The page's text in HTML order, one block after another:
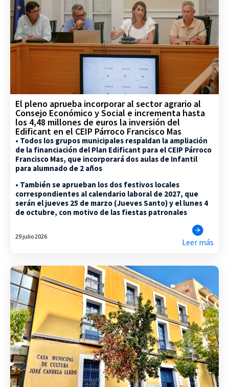
El pleno aprueba incorporar al sector agrario al
Consejo Económico y Social e incrementa hasta
los 4,48 millones de euros la inversión del
Edificant en el CEIP Párroco Francisco Mas
• Todos los grupos municipales respaldan la ampliación
de la financiación del Plan Edificant para el CEIP Párroco
Francisco Mas, que incorporará dos aulas de Infantil
para alumnado de 2 años
• También se aprueban los dos festivos locales
correspondientes al calendario laboral de 2027, que
serán el jueves 25 de marzo (Jueves Santo) y el lunes 4
de octubre, con motivo de las fiestas patronales
29 julio 2026
Leer más